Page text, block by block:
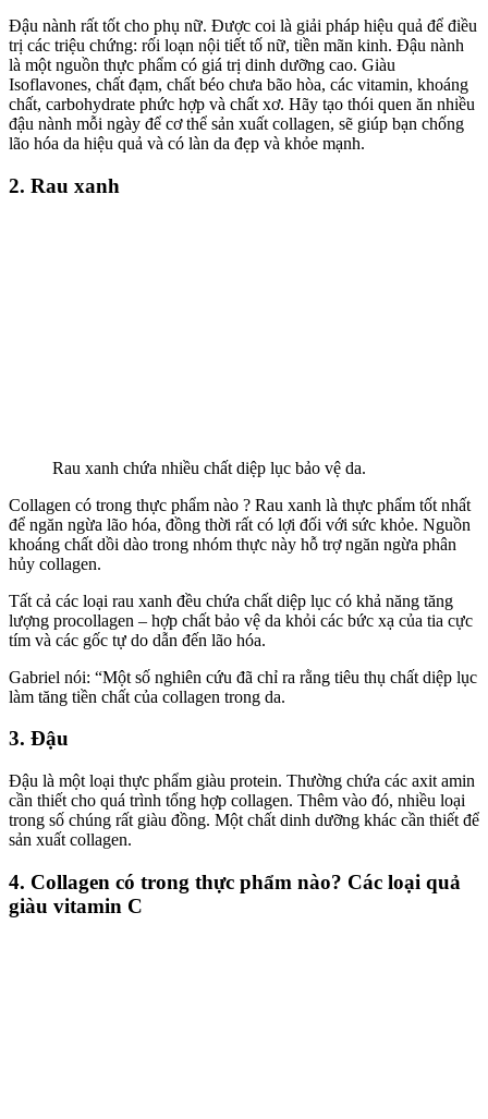
Đậu nành rất tốt cho phụ nữ. Được coi là giải pháp hiệu quả để điều
trị các triệu chứng: rối loạn nội tiết tố nữ, tiền mãn kinh. Đậu nành
là một nguồn thực phẩm có giá trị dinh dưỡng cao. Giàu
Isoflavones, chất đạm, chất béo chưa bão hòa, các vitamin, khoáng
chất, carbohydrate phức hợp và chất xơ. Hãy tạo thói quen ăn nhiều
đậu nành mỗi ngày để cơ thể sản xuất collagen, sẽ giúp bạn chống
lão hóa da hiệu quả và có làn da đẹp và khỏe mạnh.
2. Rau xanh
Rau xanh chứa nhiều chất diệp lục bảo vệ da.
Collagen có trong thực phẩm nào ? Rau xanh là thực phẩm tốt nhất
để ngăn ngừa lão hóa, đồng thời rất có lợi đối với sức khỏe. Nguồn
khoáng chất dồi dào trong nhóm thực này hỗ trợ ngăn ngừa phân
hủy collagen.
Tất cả các loại rau xanh đều chứa chất diệp lục có khả năng tăng
lượng procollagen – hợp chất bảo vệ da khỏi các bức xạ của tia cực
tím và các gốc tự do dẫn đến lão hóa.
Gabriel nói: “Một số nghiên cứu đã chỉ ra rằng tiêu thụ chất diệp lục
làm tăng tiền chất của collagen trong da.
3. Đậu
Đậu là một loại thực phẩm giàu protein. Thường chứa các axit amin
cần thiết cho quá trình tổng hợp collagen. Thêm vào đó, nhiều loại
trong số chúng rất giàu đồng. Một chất dinh dưỡng khác cần thiết để
sản xuất collagen.
4. Collagen có trong thực phẩm nào? Các loại quả
giàu vitamin C